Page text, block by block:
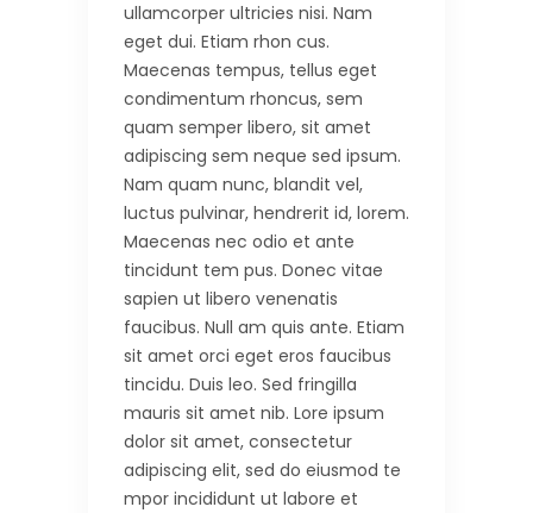
ullamcorper ultricies nisi. Nam
eget dui. Etiam rhon cus.
Maecenas tempus, tellus eget
condimentum rhoncus, sem
quam semper libero, sit amet
adipiscing sem neque sed ipsum.
Nam quam nunc, blandit vel,
luctus pulvinar, hendrerit id, lorem.
Maecenas nec odio et ante
tincidunt tem pus. Donec vitae
sapien ut libero venenatis
faucibus. Null am quis ante. Etiam
sit amet orci eget eros faucibus
tincidu. Duis leo. Sed fringilla
mauris sit amet nib. Lore ipsum
dolor sit amet, consectetur
adipiscing elit, sed do eiusmod te
mpor incididunt ut labore et